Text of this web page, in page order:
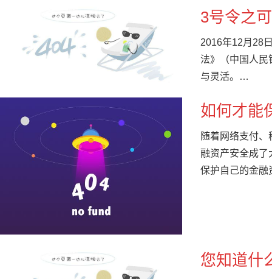
3号令之
2016年12月28
法》（中国人民
与灵活。
…
如何才能
随着网络支付
融资产安全成
保护自己的金融
您知道什